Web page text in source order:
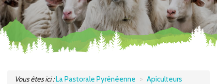
ELEVEURS
BERGERS
Vous êtes ici :La Pastorale Pyrénéenne
Apiculteurs